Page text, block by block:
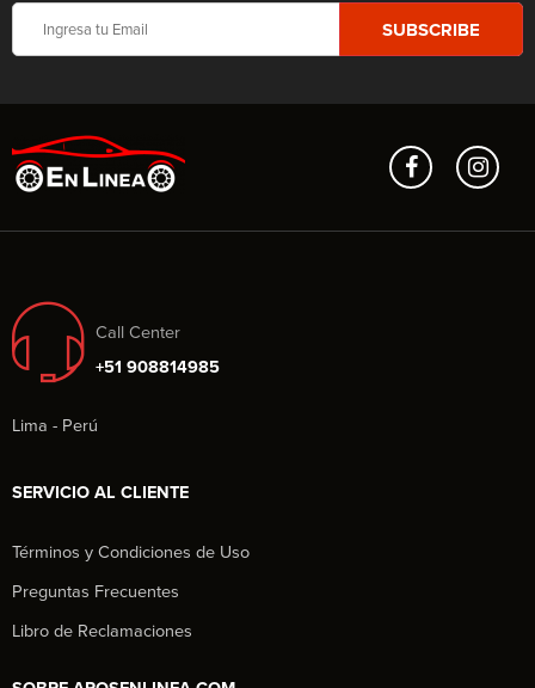
Call Center
+51 908814985
Lima - Perú
SERVICIO AL CLIENTE
Términos y Condiciones de Uso
Preguntas Frecuentes
Libro de Reclamaciones